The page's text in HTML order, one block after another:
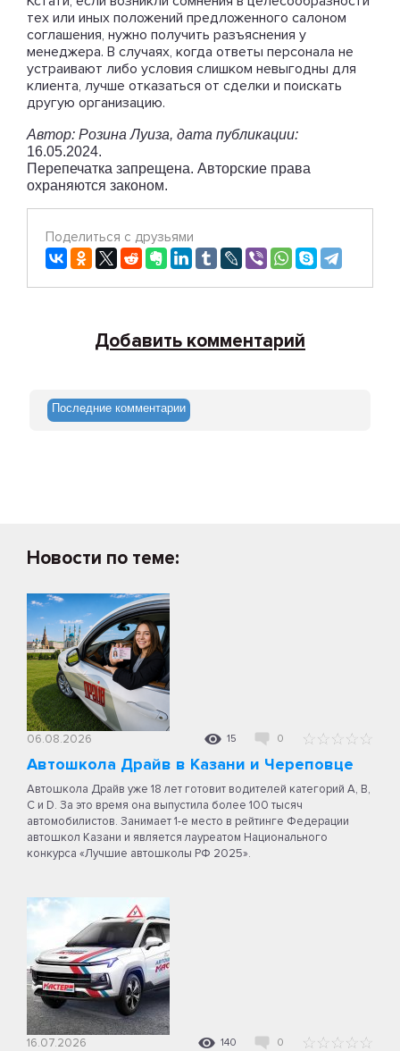
тех или иных положений предложенного салоном
соглашения, нужно получить разъяснения у
менеджера. В случаях, когда ответы персонала не
устраивают либо условия слишком невыгодны для
клиента, лучше отказаться от сделки и поискать
другую организацию.
Автор: Розина Луиза, дата публикации:
16.05.2024.
Перепечатка запрещена. Авторские права
охраняются законом.
Поделиться с друзьями
Добавить комментарий
Последние комментарии
Новости по теме:
06.08.2026 15 0
Автошкола Драйв в Казани и Череповце
Автошкола Драйв уже 18 лет готовит водителей категорий A, B,
C и D. За это время она выпустила более 100 тысяч
автомобилистов. Занимает 1-е место в рейтинге Федерации
автошкол Казани и является лауреатом Национального
конкурса «Лучшие автошколы РФ 2025».
16.07.2026 140 0